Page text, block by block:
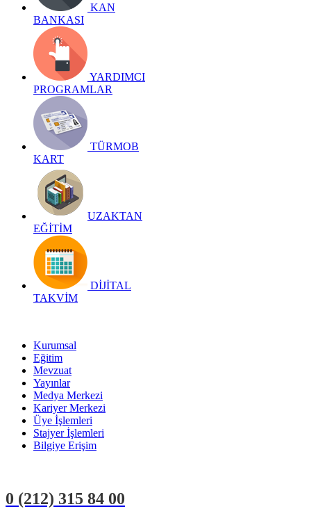
KAN
BANKASI
YARDIMCI
PROGRAMLAR
TÜRMOB
KART
UZAKTAN
EĞİTİM
DİJİTAL
TAKVİM
Kurumsal
Eğitim
Mevzuat
Yayınlar
Medya Merkezi
Kariyer Merkezi
Üye İşlemleri
Stajyer İşlemleri
Bilgiye Erişim
0 (212) 315 84 00